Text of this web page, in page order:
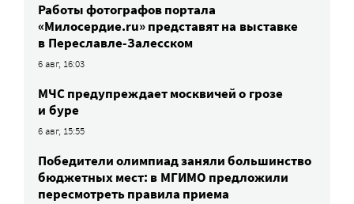
Работы фотографов портала
«Милосердие.ru» представят на выставке
в Переславле-Залесском
6 авг, 16:03
МЧС предупреждает москвичей о грозе
и буре
6 авг, 15:55
Победители олимпиад заняли большинство
бюджетных мест: в МГИМО предложили
пересмотреть правила приема